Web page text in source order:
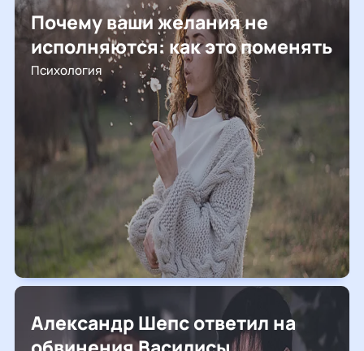
Почему ваши желания не
исполняются: как это поменять
Психология
Александр Шепс ответил на